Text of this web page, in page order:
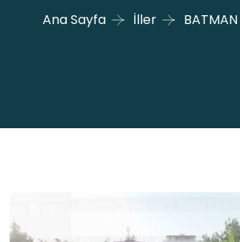
Ana Sayfa İller BATMAN